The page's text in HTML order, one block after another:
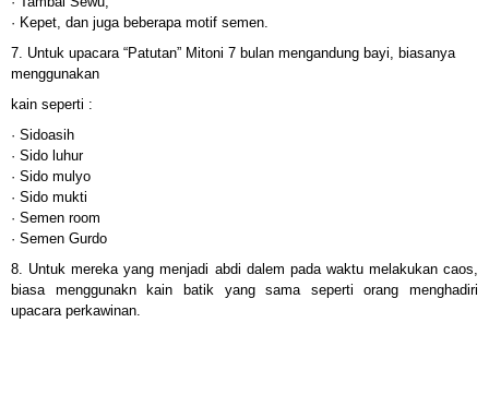
· Kepet, dan juga beberapa motif semen.
7. Untuk upacara “Patutan” Mitoni 7 bulan mengandung bayi, biasanya
menggunakan
kain seperti :
· Sidoasih
· Sido luhur
· Sido mulyo
· Sido mukti
· Semen room
· Semen Gurdo
8. Untuk mereka yang menjadi abdi dalem pada waktu melakukan caos,
biasa menggunakn kain batik yang sama seperti orang menghadiri
upacara perkawinan.